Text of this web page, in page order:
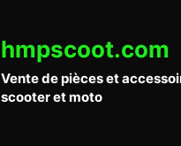
hmpscoot.com
Vente de pièces et
scooter et moto